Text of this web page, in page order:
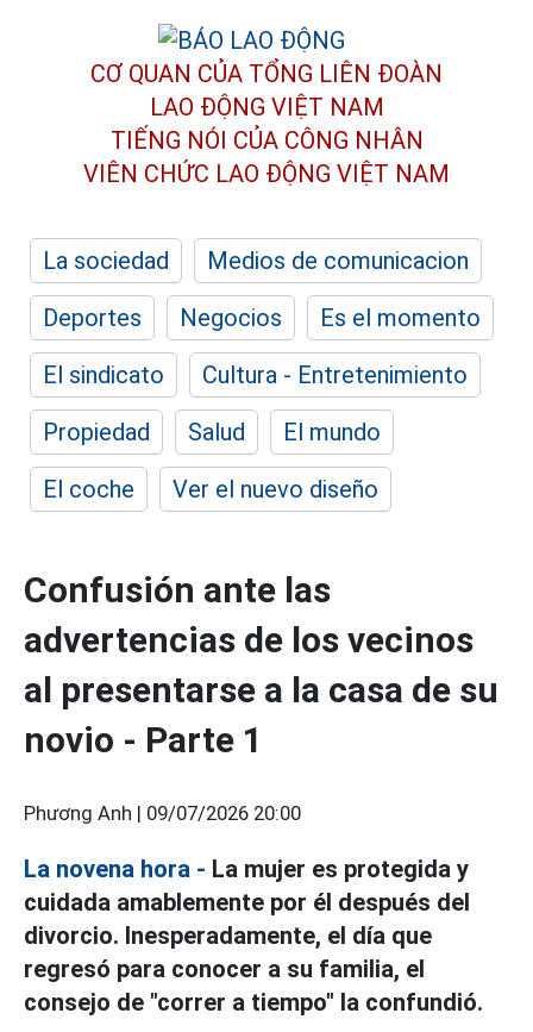
CƠ QUAN CỦA TỔNG LIÊN ĐOÀN
LAO ĐỘNG VIỆT NAM
TIẾNG NÓI CỦA CÔNG NHÂN
VIÊN CHỨC LAO ĐỘNG VIỆT NAM
La sociedad
Medios de comunicacion
Deportes
Negocios
Es el momento
El sindicato
Cultura - Entretenimiento
Propiedad
Salud
El mundo
El coche
Ver el nuevo diseño
Confusión ante las
advertencias de los vecinos
al presentarse a la casa de su
novio - Parte 1
Phương Anh | 09/07/2026 20:00
La novena hora - La mujer es protegida y
cuidada amablemente por él después del
divorcio. Inesperadamente, el día que
regresó para conocer a su familia, el
consejo de "correr a tiempo" la confundió.